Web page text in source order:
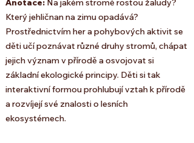
Anotace: Na jakém stromě rostou žaludy?
Který jehličnan na zimu opadává?
Prostřednictvím her a pohybových aktivit se
děti učí poznávat různé druhy stromů, chápat
jejich význam v přírodě a osvojovat si
základní ekologické principy. Děti si tak
interaktivní formou prohlubují vztah k přírodě
a rozvíjejí své znalosti o lesních
ekosystémech.